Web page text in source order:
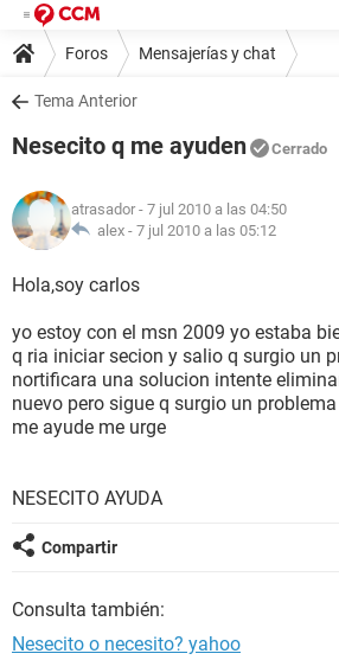
Foros Mensajerías y chat
Tema Anterior
Nesecito q me ayuden Cerrado
atrasador - 7 jul 2010 a las 04:50
alex - 7 jul 2010 a las 05:12
Hola,soy carlos
yo estoy con el msn 2009 yo estaba
q ria iniciar secion y salio q surgio un
nortificara una solucion intente
nuevo pero sigue q surgio un
me ayude me urge
NESECITO AYUDA
Compartir
Consulta también:
Nesecito o necesito? yahoo